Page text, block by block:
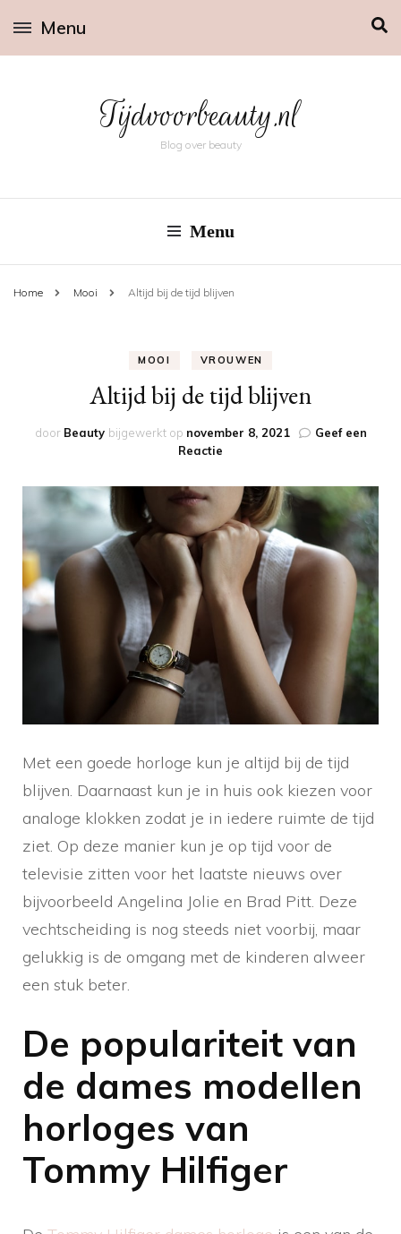
Menu
Tijdvoorbeauty.nl
Blog over beauty
Menu
Home Mooi Altijd bij de tijd blijven
MOOI VROUWEN
Altijd bij de tijd blijven
door Beauty bijgewerkt op november 8, 2021
Geef een
Reactie
bij
tijd
blijven
Met een goede horloge kun je altijd bij de tijd
blijven. Daarnaast kun je in huis ook kiezen voor
analoge klokken zodat je in iedere ruimte de tijd
ziet. Op deze manier kun je op tijd voor de
televisie zitten voor het laatste nieuws over
bijvoorbeeld Angelina Jolie en Brad Pitt. Deze
vechtscheiding is nog steeds niet voorbij, maar
gelukkig is de omgang met de kinderen alweer
een stuk beter.
De populariteit van
de dames modellen
horloges van
Tommy Hilfiger